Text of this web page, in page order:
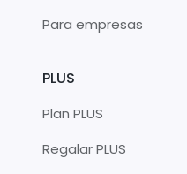
Para empresas
PLUS
Plan PLUS
Regalar PLUS